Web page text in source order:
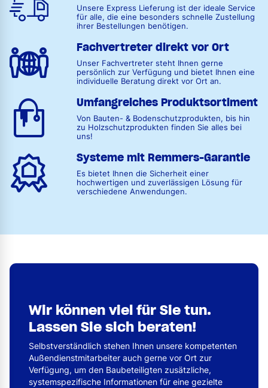
Unsere Express Lieferung ist der ideale Service
für alle, die eine besonders schnelle Zustellung
ihrer Bestellungen benötigen.
Fachvertreter direkt vor Ort
Unser Fachvertreter steht Ihnen gerne
persönlich zur Verfügung und bietet Ihnen eine
individuelle Beratung direkt vor Ort an.
Umfangreiches Produktsortiment
Von Bauten- & Bodenschutzprodukten, bis hin
zu Holzschutzprodukten finden Sie alles bei
uns!
Systeme mit Remmers-Garantie
Es bietet Ihnen die Sicherheit einer
hochwertigen und zuverlässigen Lösung für
verschiedene Anwendungen.
Wir können viel für Sie tun.
Lassen Sie sich beraten!
Selbstverständlich stehen Ihnen unsere kompetenten
Außendienstmitarbeiter auch gerne vor Ort zur
Verfügung, um den Baubeteiligten zusätzliche,
systemspezifische Informationen für eine gezielte